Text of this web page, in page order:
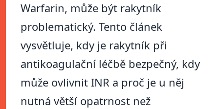
Warfarin, může být rakytník
problematický. Tento článek
vysvětluje, kdy je rakytník při
antikoagulační léčbě bezpečný, kdy
může ovlivnit INR a proč je u něj
nutná větší opatrnost než